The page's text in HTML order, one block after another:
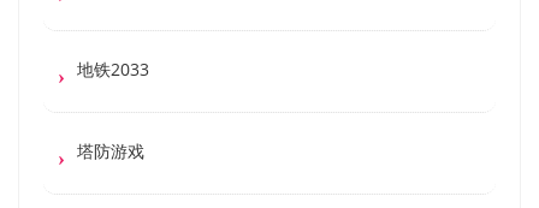
地铁2033
塔防游戏